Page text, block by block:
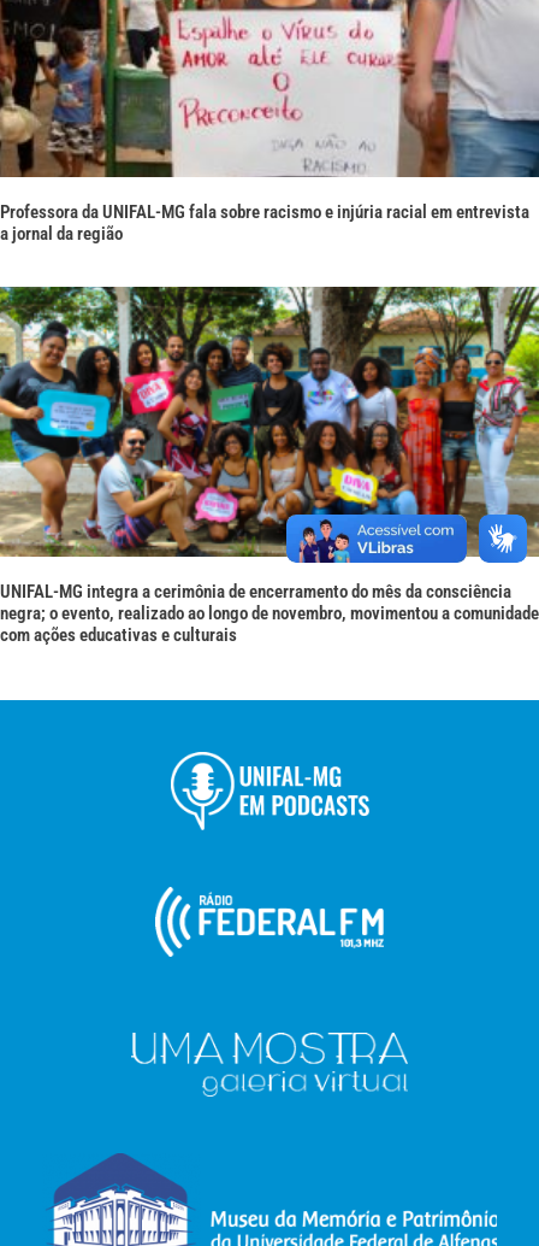
Professora da UNIFAL-MG fala sobre racismo e injúria racial em entrevista
a jornal da região
UNIFAL-MG integra a cerimônia de encerramento do mês da consciência
negra; o evento, realizado ao longo de novembro, movimentou a comunidade
com ações educativas e culturais